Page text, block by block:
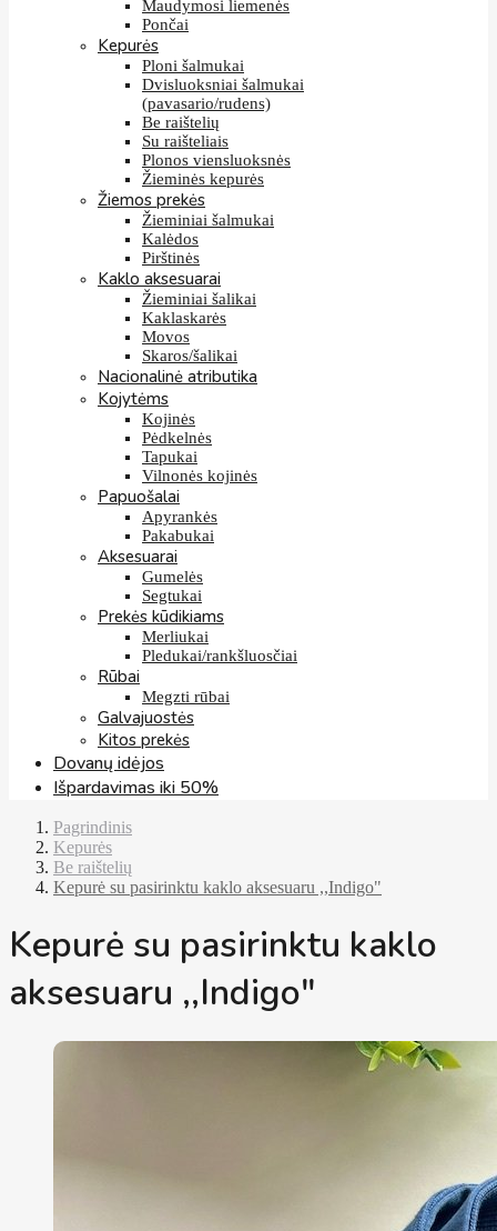
Maudymosi liemenės
Pončai
Kepurės
Ploni šalmukai
Dvisluoksniai šalmukai
(pavasario/rudens)
Be raištelių
Su raišteliais
Plonos viensluoksnės
Žieminės kepurės
Žiemos prekės
Žieminiai šalmukai
Kalėdos
Pirštinės
Kaklo aksesuarai
Žieminiai šalikai
Kaklaskarės
Movos
Skaros/šalikai
Nacionalinė atributika
Kojytėms
Kojinės
Pėdkelnės
Tapukai
Vilnonės kojinės
Papuošalai
Apyrankės
Pakabukai
Aksesuarai
Gumelės
Segtukai
Prekės kūdikiams
Merliukai
Pledukai/rankšluosčiai
Rūbai
Megzti rūbai
Galvajuostės
Kitos prekės
Dovanų idėjos
Išpardavimas iki 50%
Pagrindinis
Kepurės
Be raištelių
Kepurė su pasirinktu kaklo aksesuaru ,,Indigo"
Kepurė su pasirinktu kaklo
aksesuaru ,,Indigo"